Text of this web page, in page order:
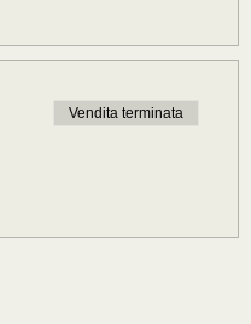
Vendita terminata